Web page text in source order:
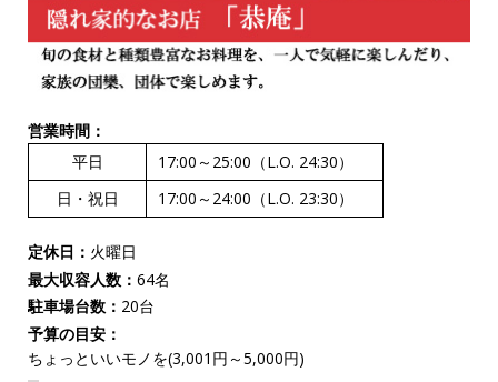
営業時間：
平日
17:00～25:00（L.O. 24:30）
日・祝日
17:00～24:00（L.O. 23:30）
定休日： 火曜日
最大収容人数： 64名
駐車場台数： 20台
予算の目安：
ちょっといいモノを(3,001円～5,000円)